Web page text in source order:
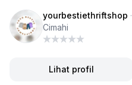
yourbestiethriftshop ·
Cimahi
Lihat profil